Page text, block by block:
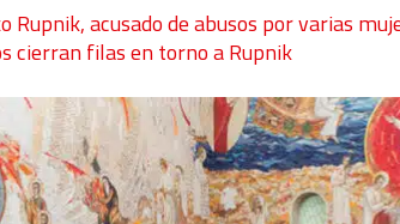
Rupnik, acusado de abusos por varias
cierran filas en torno a Rupnik